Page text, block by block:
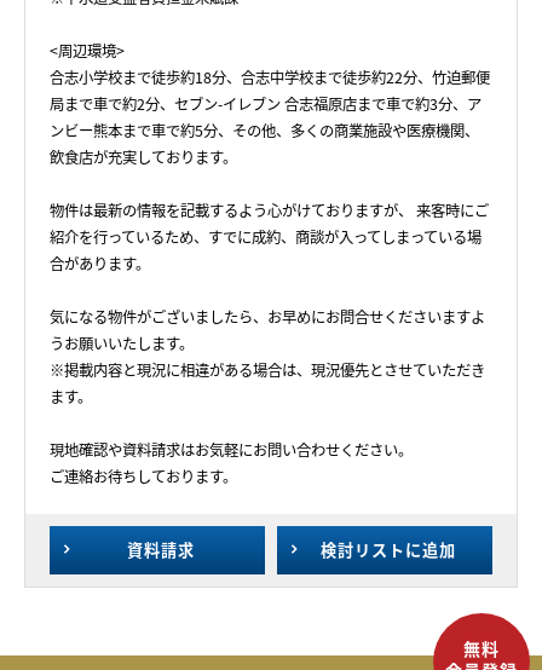
資料請求 検討リストに追加
<周辺環境>
合志小学校まで徒歩約18分、合志中学校まで徒歩約22分、竹迫郵便
局まで車で約2分、セブン-イレブン 合志福原店まで車で約3分、ア
ンビー熊本まで車で約5分、その他、多くの商業施設や医療機関、
飲食店が充実しております。
物件は最新の情報を記載するよう心がけておりますが、 来客時にご
紹介を行っているため、すでに成約、商談が入ってしまっている場
合があります。
気になる物件がございましたら、お早めにお問合せくださいますよ
うお願いいたします。
※掲載内容と現況に相違がある場合は、現況優先とさせていただき
ます。
現地確認や資料請求はお気軽にお問い合わせください。
ご連絡お待ちしております。